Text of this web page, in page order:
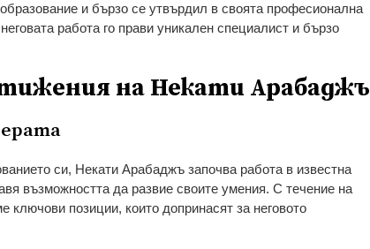
и бързо се утвърдил в своята професионална
работа го прави уникален специалист и бързо
на Некати Арабаджъ
си, Некати Арабаджъ започва работа в известна
възможността да развие своите умения. С течение на
ключови позиции, които допринасят за неговото